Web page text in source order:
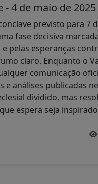
- 4 de maio de 2025
previsto para 7
fase decisiva
pelas esperanças
claro. Enquanto o
comunicação
e análises publicadas
dividido, mas
espera seja